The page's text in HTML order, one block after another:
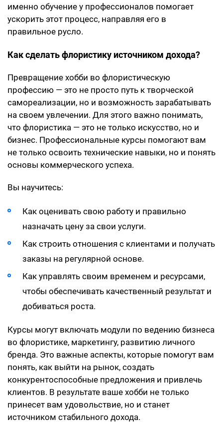
именно обучение у профессионалов помогает
ускорить этот процесс, направляя его в
правильное русло.
Как сделать флористику источником дохода?
Превращение хобби во флористическую
профессию — это не просто путь к творческой
самореализации, но и возможность зарабатывать
на своем увлечении. Для этого важно понимать,
что флористика — это не только искусство, но и
бизнес. Профессиональные курсы помогают вам
не только освоить технические навыки, но и понять
основы коммерческого успеха.
Вы научитесь:
Как оценивать свою работу и правильно
назначать цену за свои услуги.
Как строить отношения с клиентами и получать
заказы на регулярной основе.
Как управлять своим временем и ресурсами,
чтобы обеспечивать качественный результат и
добиваться роста.
Курсы могут включать модули по ведению бизнеса
во флористике, маркетингу, развитию личного
бренда. Это важные аспекты, которые помогут вам
понять, как выйти на рынок, создать
конкурентоспособные предложения и привлечь
клиентов. В результате ваше хобби не только
принесет вам удовольствие, но и станет
источником стабильного дохода.